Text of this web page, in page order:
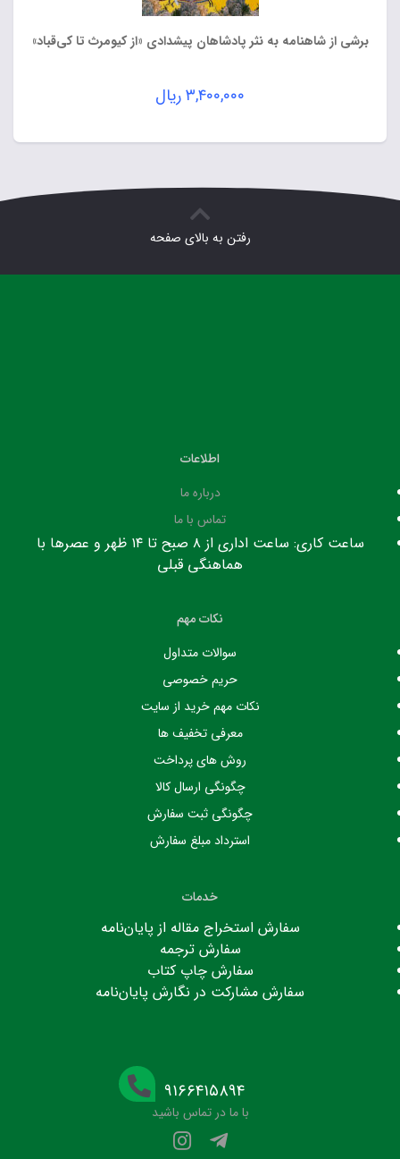
برشی از شاهنامه به نثر پادشاهان پیشدادی «از کیومرث تا کی‌قباد»
۳,۴۰۰,۰۰۰ریال
رفتن به بالای صفحه
اطلاعات
درباره ما
تماس با ما
ساعت کاری: ساعت اداری از ۸ صبح تا ۱۴ ظهر و عصرها با
هماهنگی قبلی
نکات مهم
سوالات متداول
حریم خصوصی
نکات مهم خرید از سایت
معرفی تخفیف ها
روش های پرداخت
چگونگی ارسال کالا
چگونگی ثبت سفارش
استرداد مبلغ سفارش
خدمات
سفارش استخراج مقاله از پایان‌نامه
سفارش ترجمه
سفارش چاپ کتاب
سفارش مشارکت در نگارش پایان‌نامه
۹۱۶۶۴۱۵۸۹۴
با ما در تماس باشید